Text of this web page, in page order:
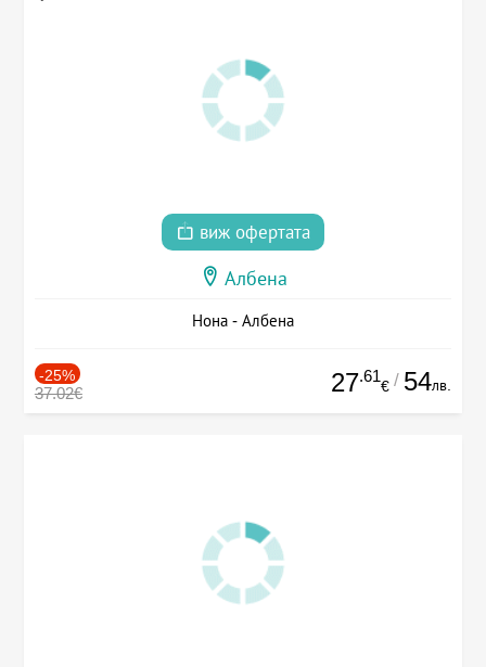
виж офертата
Албена
Нона - Албена
-25%
37.02€ 27.61
€ / 54лв.